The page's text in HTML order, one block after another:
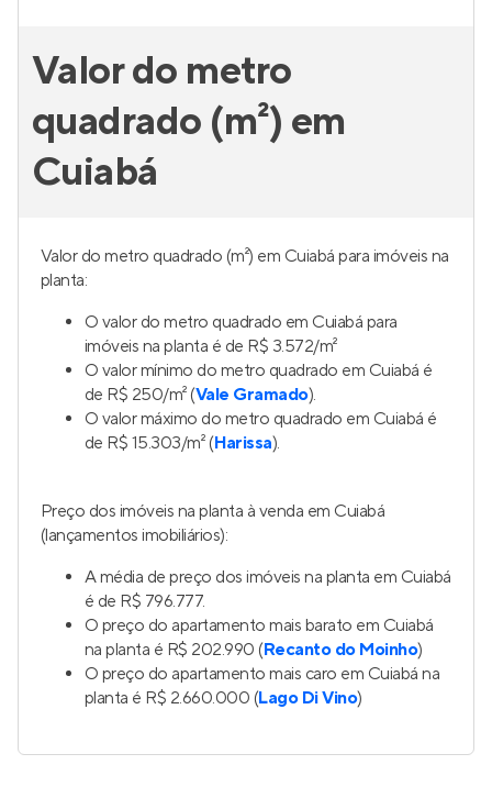
Valor do metro
quadrado (m²) em
Cuiabá
Valor do metro quadrado (m²) em Cuiabá para imóveis na
planta:
O valor do metro quadrado em Cuiabá para
imóveis na planta é de R$ 3.572/m²
O valor mínimo do metro quadrado em Cuiabá é
de R$ 250/m² (Vale Gramado).
O valor máximo do metro quadrado em Cuiabá é
de R$ 15.303/m² (Harissa).
Preço dos imóveis na planta à venda em Cuiabá
(lançamentos imobiliários):
A média de preço dos imóveis na planta em Cuiabá
é de R$ 796.777.
O preço do apartamento mais barato em Cuiabá
na planta é R$ 202.990 (Recanto do Moinho)
O preço do apartamento mais caro em Cuiabá na
planta é R$ 2.660.000 (Lago Di Vino)